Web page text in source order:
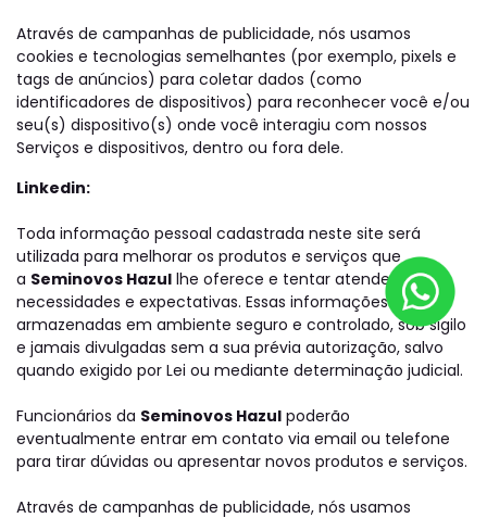
Através de campanhas de publicidade, nós usamos
cookies e tecnologias semelhantes (por exemplo, pixels e
tags de anúncios) para coletar dados (como
identificadores de dispositivos) para reconhecer você e/ou
seu(s) dispositivo(s) onde você interagiu com nossos
Serviços e dispositivos, dentro ou fora dele.
Linkedin:
Toda informação pessoal cadastrada neste site será
utilizada para melhorar os produtos e serviços que
a Seminovos Hazul lhe oferece e tentar atender suas
necessidades e expectativas. Essas informações serão
armazenadas em ambiente seguro e controlado, sob sigilo
e jamais divulgadas sem a sua prévia autorização, salvo
quando exigido por Lei ou mediante determinação judicial.
Funcionários da Seminovos Hazul poderão
eventualmente entrar em contato via email ou telefone
para tirar dúvidas ou apresentar novos produtos e serviços.
Através de campanhas de publicidade, nós usamos